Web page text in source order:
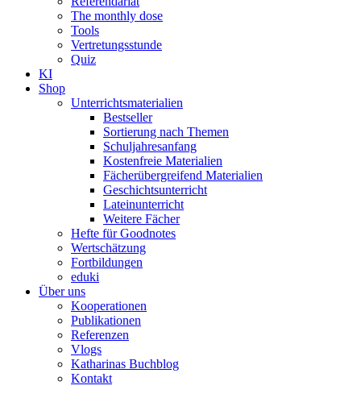
The monthly dose
Tools
Vertretungsstunde
Quiz
KI
Shop
Unterrichtsmaterialien
Bestseller
Sortierung nach Themen
Schuljahresanfang
Kostenfreie Materialien
Fächerübergreifend Materialien
Geschichtsunterricht
Lateinunterricht
Weitere Fächer
Hefte für Goodnotes
Wertschätzung
Fortbildungen
eduki
Über uns
Kooperationen
Publikationen
Referenzen
Vlogs
Katharinas Buchblog
Kontakt